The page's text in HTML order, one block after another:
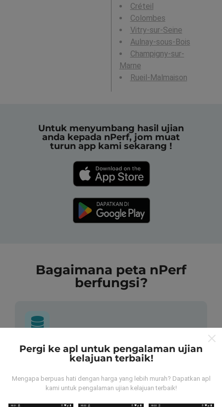
Créteil
Colombes
Vitry-sur-Seine
Aulnay-sous-Bois
Champigny-sur-
Marne
Rueil-Malmaison
Untuk menyumbang hasil ujian
anda kepada nPerf, jom muat
turun app kami sekarang !
Bagaimana peta nPerf
berfungsi?
Dari mana asalnya data-data ni?
Data-data dikumpulkan dari ujian yang telah dilakukan
oleh pengguna app kami sendiri. Ujian ini dijalankan
Pergi ke apl untuk pengalaman ujian
kelajuan terbaik!
Mengapa berpuas hati dengan harga yang lebih murah? Dapatkan apl
kami untuk pengalaman ujian kelajuan terbaik!